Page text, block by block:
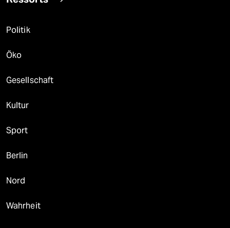
Politik
Öko
Gesellschaft
Kultur
Sport
Berlin
Nord
Wahrheit